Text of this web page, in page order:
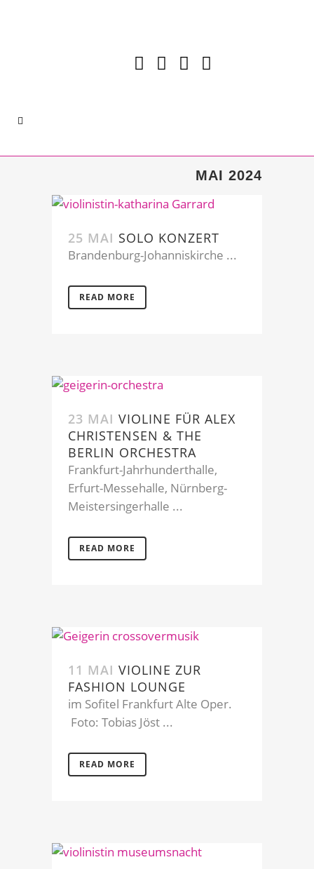
MAI 2024
25 MAI SOLO KONZERT
Brandenburg-Johanniskirche ...
READ MORE
23 MAI VIOLINE FÜR ALEX
CHRISTENSEN & THE
BERLIN ORCHESTRA
Frankfurt-Jahrhunderthalle,
Erfurt-Messehalle, Nürnberg-
Meistersingerhalle ...
READ MORE
11 MAI VIOLINE ZUR
FASHION LOUNGE
im Sofitel Frankfurt Alte Oper.
Foto: Tobias Jöst ...
READ MORE